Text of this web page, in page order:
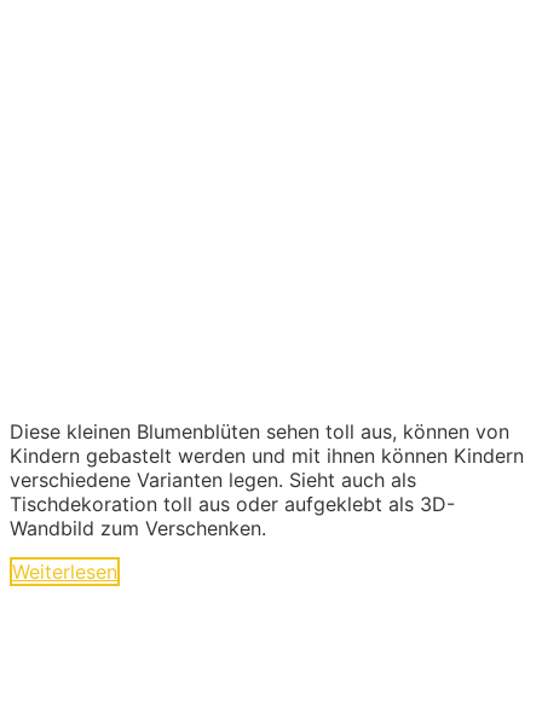
Diese kleinen Blumenblüten sehen toll aus, können von
Kindern gebastelt werden und mit ihnen können Kindern
verschiedene Varianten legen. Sieht auch als
Tischdekoration toll aus oder aufgeklebt als 3D-
Wandbild zum Verschenken.
Weiterlesen